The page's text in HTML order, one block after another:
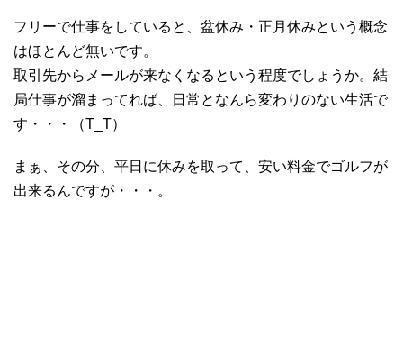
フリーで仕事をしていると、盆休み・正月休みという概念
はほとんど無いです。
取引先からメールが来なくなるという程度でしょうか。結
局仕事が溜まってれば、日常となんら変わりのない生活で
す・・・（T_T）
まぁ、その分、平日に休みを取って、安い料金でゴルフが
出来るんですが・・・。